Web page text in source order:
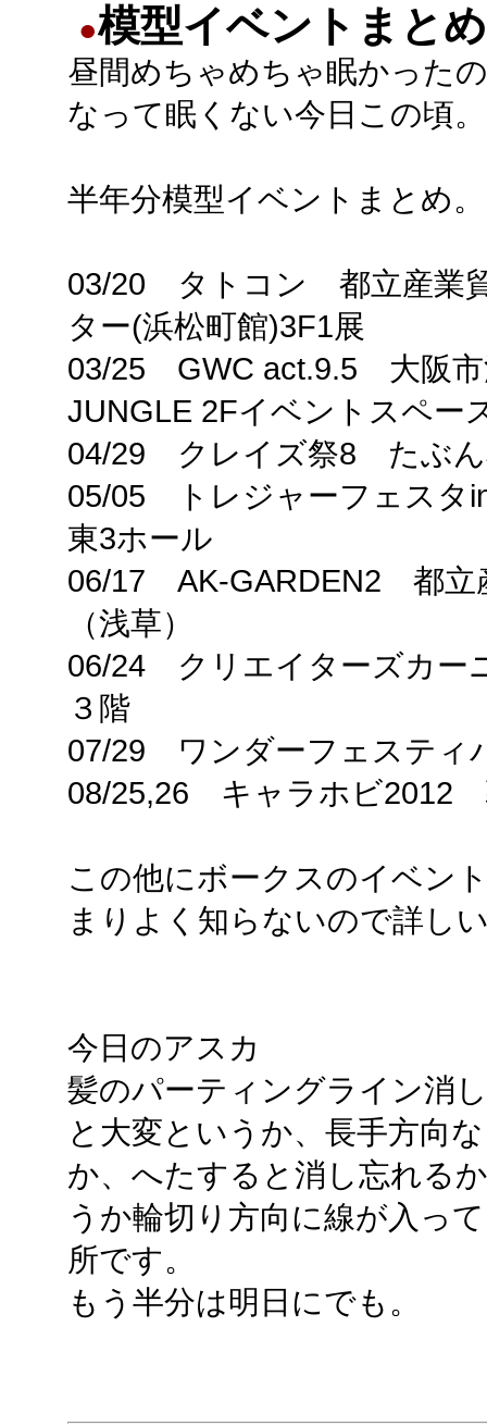
●模型イベントまとめ
昼間めちゃめちゃ眠かった
なって眠くない今日この頃。
半年分模型イベントまとめ。
03/20 タトコン 都立産業
ター(浜松町館)3F1展
03/25 GWC act.9.5 大阪
JUNGLE 2Fイベントスペー
04/29 クレイズ祭8 たぶん
05/05 トレジャーフェスタ
東3ホール
06/17 AK-GARDEN2 都立
（浅草）
06/24 クリエイターズカー
３階
07/29 ワンダーフェスティ
08/25,26 キャラホビ2012
この他にボークスのイベン
まりよく知らないので詳し
今日のアスカ
髪のパーティングライン消
と大変というか、長手方向
か、へたすると消し忘れる
うか輪切り方向に線が入っ
所です。
もう半分は明日にでも。